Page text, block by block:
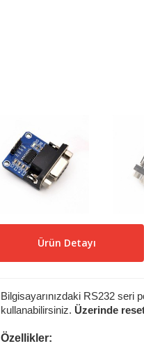
Ürün Detayı
Bilgisayarınızdaki RS232 seri
kullanabilirsiniz. Üzerinde
Özellikler: